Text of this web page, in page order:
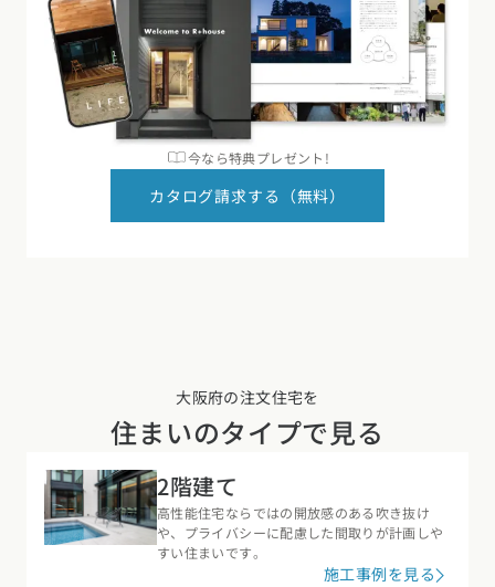
今なら特典プレゼント!
カタログ請求する（無料）
大阪府の注文住宅を
住まいのタイプで見る
2階建て
高性能住宅ならではの開放感のある吹き抜け
や、プライバシーに配慮した間取りが計画しや
すい住まいです。
施工事例を見る